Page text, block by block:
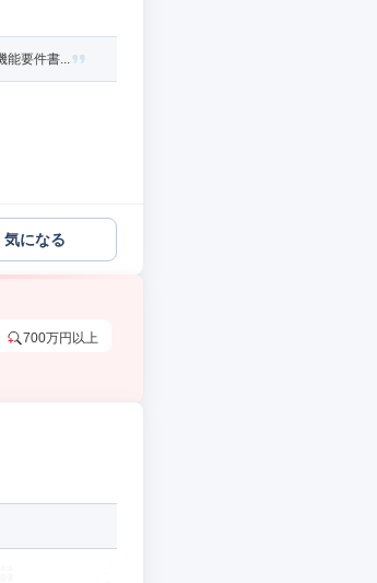
能要件書...
気になる
700万円以上